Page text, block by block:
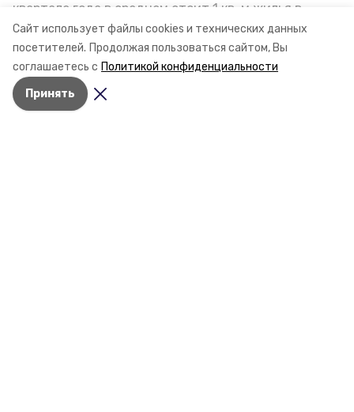
Сайт использует файлы cookies и технических данных
посетителей. Продолжая пользоваться сайтом, Вы
соглашаетесь с Политикой конфиденциальности
Принять
квартале года в среднем стоит 1 кв. м жилья в
городах и округах региона, как изменился спрос на
первичку и вторичку, какова себестоимость
стройки собственного жилья в этом году и какие
прогнозы о стоимости квадратных метров дают
эксперты, выясняла корреспондент «Победы26».